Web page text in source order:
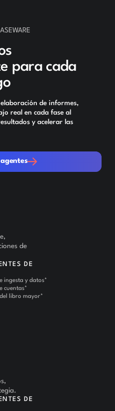
para cada
de informes,
real en cada fase al
y acelerar las
de
DE
ingesta y datos*
cuentas*
libro mayor*
DE